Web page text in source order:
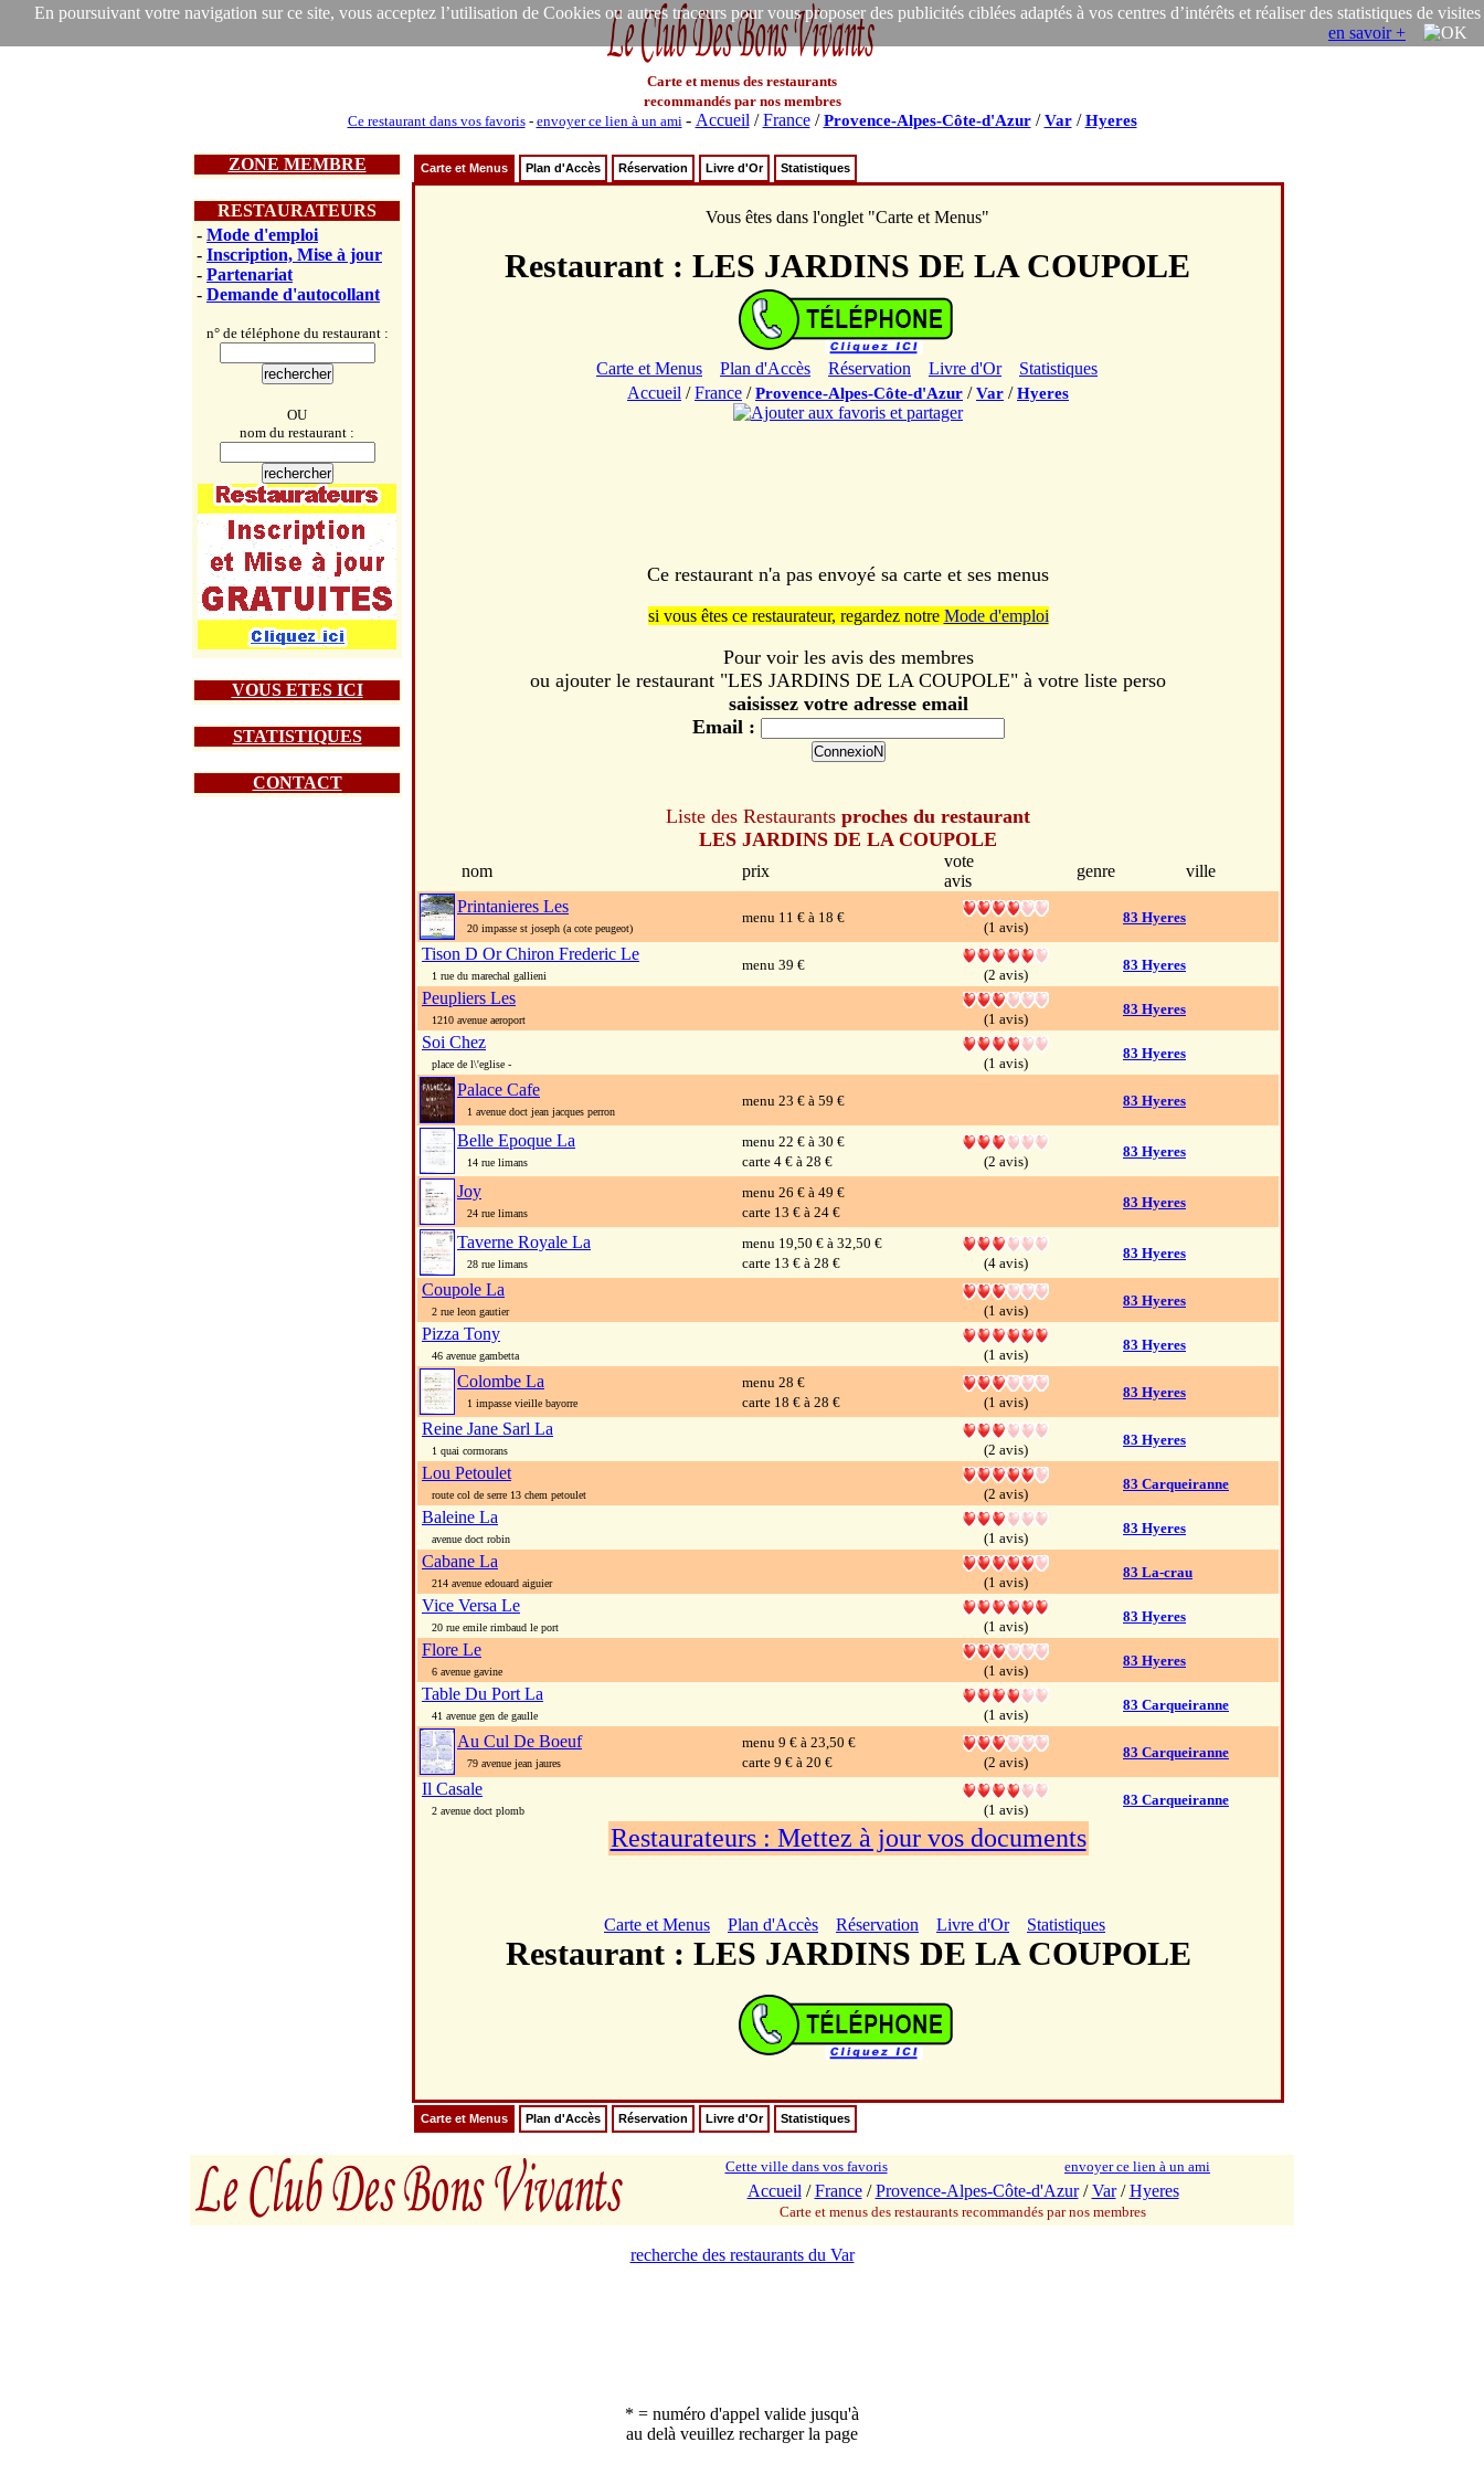
En poursuivant votre navigation sur ce site, vous acceptez l’utilisation de Cookies ou autres traceurs pour vous proposer des publicités ciblées adaptés à vos centres d’intérêts et réaliser des statistiques de visites
en savoir +
Carte et menus des restaurants
recommandés par nos membres
Ce restaurant dans vos favoris- envoyer ce lien à un ami - Accueil /France/Provence-Alpes-Côte-d'Azur/Var/Hyeres
ZONE MEMBRE
RESTAURATEURS
- Mode d'emploi
- Inscription, Mise à jour
- Partenariat
- Demande d'autocollant
n° de téléphone du restaurant :
OU
nom du restaurant :
VOUS ETES ICI
STATISTIQUES
CONTACT
Carte et Menus Plan d'Accès Réservation Livre d'Or Statistiques
Vous êtes dans l'onglet "Carte et Menus"
Restaurant : LES JARDINS DE LA COUPOLE
Carte et Menus Plan d'Accès Réservation Livre d'Or
Statistiques
Accueil /France /Provence-Alpes-Côte-d'Azur /Var /Hyeres
Ce restaurant n'a pas envoyé sa carte et ses menus
si vous êtes ce restaurateur, regardez notre Mode d'emploi
Pour voir les avis des membres
ou ajouter le restaurant "LES JARDINS DE LA COUPOLE" à votre liste perso
saisissez votre adresse email
Email :
Liste des Restaurants proches du restaurant
LES JARDINS DE LA COUPOLE
nom prix
vote
avis
genre
ville
Printanieres Les
20 impasse st joseph (a cote peugeot)
menu 11 € à 18 €
(1 avis)
83 Hyeres
Tison D Or Chiron Frederic Le
1 rue du marechal gallieni
menu 39 €
(2 avis)
83 Hyeres
Peupliers Les
1210 avenue aeroport (1 avis)
83 Hyeres
Soi Chez
place de l\'eglise - (1 avis)
83 Hyeres
Palace Cafe
1 avenue doct jean jacques perron
menu 23 € à 59 € 83 Hyeres
Belle Epoque La
14 rue limans
menu 22 € à 30 €
carte 4 € à 28 €
(2 avis)
83 Hyeres
Joy
24 rue limans
menu 26 € à 49 €
carte 13 € à 24 €
83 Hyeres
Taverne Royale La
28 rue limans
menu 19,50 € à 32,50 €
carte 13 € à 28 €
(4 avis)
83 Hyeres
Coupole La
2 rue leon gautier (1 avis)
83 Hyeres
Pizza Tony
46 avenue gambetta (1 avis)
83 Hyeres
Colombe La
1 impasse vieille bayorre
menu 28 €
carte 18 € à 28 €
(1 avis)
83 Hyeres
Reine Jane Sarl La
1 quai cormorans (2 avis)
83 Hyeres
Lou Petoulet
route col de serre 13 chem petoulet (2 avis)
83 Carqueiranne
Baleine La
avenue doct robin (1 avis)
83 Hyeres
Cabane La
214 avenue edouard aiguier (1 avis)
83 La-crau
Vice Versa Le
20 rue emile rimbaud le port (1 avis)
83 Hyeres
Flore Le
6 avenue gavine (1 avis)
83 Hyeres
Table Du Port La
41 avenue gen de gaulle (1 avis)
83 Carqueiranne
Au Cul De Boeuf
79 avenue jean jaures
menu 9 € à 23,50 €
carte 9 € à 20 €
(2 avis)
83 Carqueiranne
Il Casale
2 avenue doct plomb (1 avis)
83 Carqueiranne
Restaurateurs : Mettez à jour vos documents
Carte et Menus Plan d'Accès Réservation Livre d'Or Statistiques
Restaurant : LES JARDINS DE LA COUPOLE
Carte et Menus Plan d'Accès Réservation Livre d'Or Statistiques
Cette ville dans vos favoris envoyer ce lien à un ami
Accueil /France/Provence-Alpes-Côte-d'Azur/Var/Hyeres
Carte et menus des restaurants recommandés par nos membres
recherche des restaurants du Var
* = numéro d'appel valide jusqu'à
au delà veuillez recharger la page